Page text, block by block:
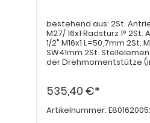
bestehend aus: 2St. Antriebsradbuchse
M27/ 16x1 Radsturz 1°
1/2" M16x1 L=50,7mm 2St.
SW41mm 2St.
der Drehmomentstütze
Distanz ø25xø8x7mm. 2St. Distanz 20mm
für
Befestigungsschraube
535,40 €*
Artikelnummer: